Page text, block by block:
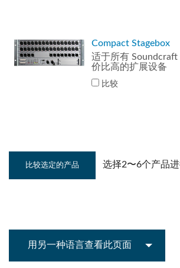
Compact Stagebox
适于所有
价比高的扩展设备
比较
选择2〜6个产品
用另一种语言查看此页面